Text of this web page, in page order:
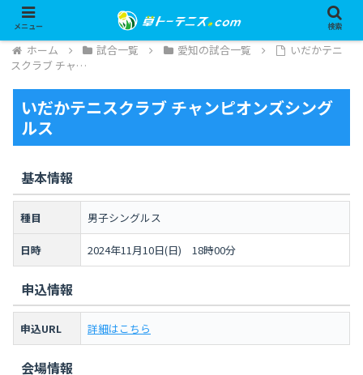
ホーム 試合一覧 愛知の試合一覧
いだかテニ
スクラブ チャ…
いだかテニスクラブ チャンピオンズシング
ルス
基本情報
種目 男子シングルス
日時 2024年11月10日(日) 18時00分
申込情報
申込URL 詳細はこちら
会場情報
メニュー 検索